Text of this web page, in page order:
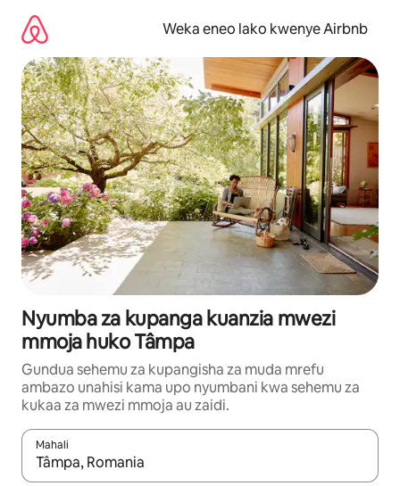
kwenda
kwenye
maudhui
Weka eneo lako kwenye Airbnb
Nyumba za kupanga kuanzia mwezi
mmoja huko Tâmpa
Gundua sehemu za kupangisha za muda mrefu
ambazo unahisi kama upo nyumbani kwa sehemu za
kukaa za mwezi mmoja au zaidi.
Mahali
Wakati matokeo yanapatikana, vinjari kwa kutumia vitufe vya